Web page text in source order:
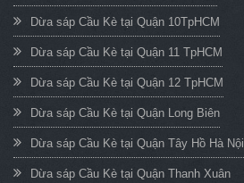
Dừa sáp Cầu Kè tại Quận 10TpHCM
Dừa sáp Cầu Kè tại Quận 11 TpHCM
Dừa sáp Cầu Kè tại Quận 12 TpHCM
Dừa sáp Cầu Kè tại Quận Long Biên
Dừa sáp Cầu Kè tại Quận Tây Hồ Hà Nội
Dừa sáp Cầu Kè tại Quận Thanh Xuân